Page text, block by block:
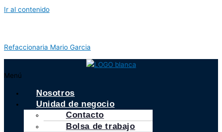
Ir al contenido
Refaccionaria Mario Garcia
Menú
Nosotros
Unidad de negocio
Contacto
Bolsa de trabajo